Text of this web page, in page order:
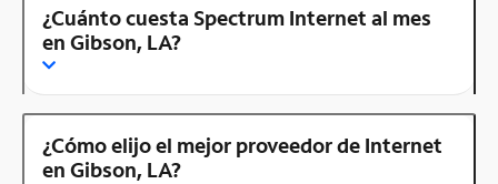
¿Cuánto cuesta Spectrum Internet al mes
en Gibson, LA?
¿Cómo elijo el mejor proveedor de Internet
en Gibson, LA?